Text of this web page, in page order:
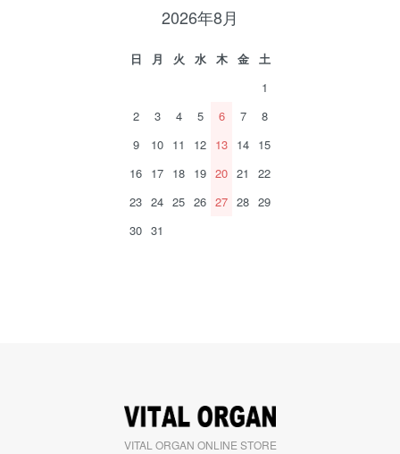
2026年8月
日 月 火 水 木 金
土
1
2
3 4 5 6 7
8
9
10 11 12 13 14 15
16 17 18 19 20 21
22
23 24 25 26 27 28 29
30 31
VITAL ORGAN ONLINE STORE